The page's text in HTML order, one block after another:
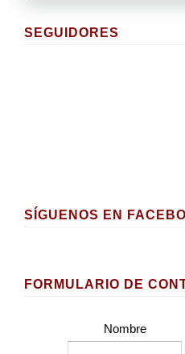
SEGUIDORES
SÍGUENOS EN
FORMULARIO DE
Nombre